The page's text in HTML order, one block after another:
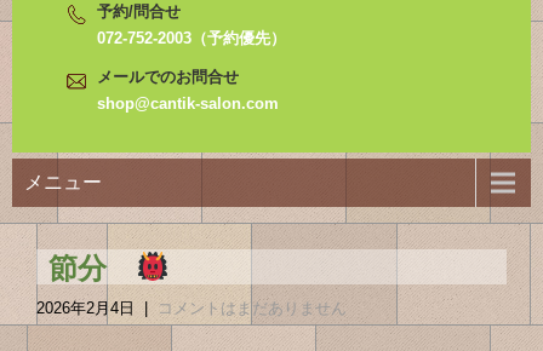
予約/問合せ
072-752-2003（予約優先）
メールでのお問合せ
shop@cantik-salon.com
メニュー
節分
2026年2月4日 | コメントはまだありません